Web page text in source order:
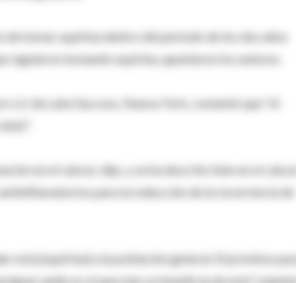
de tomar aspirina dentro del periodo de los dos años
siguieron tomando aspirina, apuntaron los autores.
de Lake Success, Nueva York, comentó que "el
en el cáncer, dijo, y se ha descrito bien en el
para la reducción de la recurrencia de
esta [aspirina] a la población general. El próximo
quién es el que más se beneficia de esto", planteó